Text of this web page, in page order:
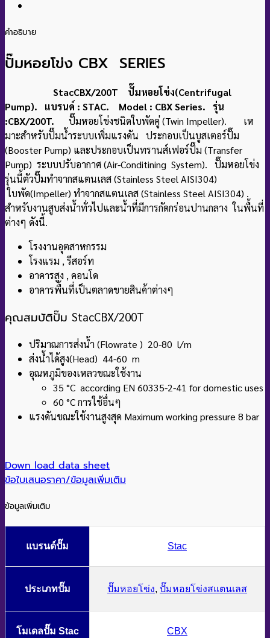
คำอธิบาย
ปั๊มหอยโข่ง CBX SERIES
StacCBX/200T ปั๊มหอยโข่ง(Centrifugal
Pump). แบรนด์ : STAC. Model : CBX Series. รุ่น
:CBX/200T. ปั๊มหอยโข่งชนิดใบพัดคู่ (Twin Impeller). เห
มาะสําหรับปั๊มน้ำระบบเพิ่มแรงดัน ประกอบเป็นบูสเตอร์ปั๊ม
(Booster Pump) และประกอบเป็นทรานส์เฟอร์ปั๊ม (Transfer
Pump) ระบบปรับอากาศ (Air-Conditining System). ปั๊มหอยโข่ง
รุ่นนี้ตัวปั๊มทำจากสแตนเลส (Stainless Steel AISI304)
ใบพัด(Impeller) ทําจากสแตนเลส (Stainless Steel AISI304) .
สําหรับงานสูบส่งน้ำทั่วไปและน้ำที่มีการกัดกร่อนปานกลาง ในพื้นที่
ต่างๆ ดังนี้.
โรงงานอุตสาหกรรม
โรงแรม , รีสอร์ท
อาคารสูง , คอนโด
อาคารพื้นที่เป็นตลาดขายสินค้าต่างๆ
คุณสมบัติปั๊ม StacCBX/200T
ปริมาณการส่งน้ำ (Flowrate ) 20-80 l/m
ส่งน้ำได้สูง(Head) 44-60 m
อุณหภูมิของเหลวขณะใช้งาน
35 °C according EN 60335-2-41 for domestic uses
60 °C การใช้อื่นๆ
แรงดันขณะใช้งานสูงสุด Maximum working pressure 8 bar
Down load data sheet
ข้อใบเสนอราคา/ข้อมูลเพิ่มเติม
ข้อมูลเพิ่มเติม
แบรนด์ปั๊ม Stac
ประเภทปั๊ม ปั๊มหอยโข่ง, ปั๊มหอยโข่งสแตนเลส
โมเดลปั๊ม Stac CBX